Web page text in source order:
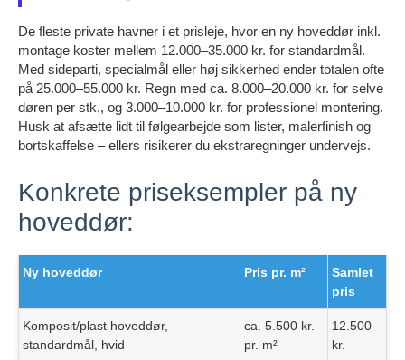
De fleste private havner i et prisleje, hvor en ny hoveddør inkl.
montage koster mellem 12.000–35.000 kr. for standardmål.
Med sideparti, specialmål eller høj sikkerhed ender totalen ofte
på 25.000–55.000 kr. Regn med ca. 8.000–20.000 kr. for selve
døren per stk., og 3.000–10.000 kr. for professionel montering.
Husk at afsætte lidt til følgearbejde som lister, malerfinish og
bortskaffelse – ellers risikerer du ekstraregninger undervejs.
Konkrete priseksempler på ny
hoveddør:
Ny hoveddør Pris pr. m²
Samlet
pris
Komposit/plast hoveddør,
standardmål, hvid
ca. 5.500 kr.
pr. m²
12.500
kr.